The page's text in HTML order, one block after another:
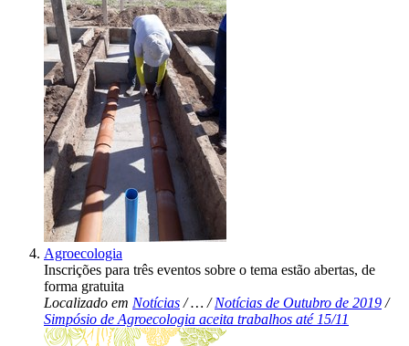
Agroecologia
Inscrições para três eventos sobre o tema estão abertas, de
forma gratuita
Localizado em Notícias /…/Notícias de Outubro de 2019 /
Simpósio de Agroecologia aceita trabalhos até 15/11